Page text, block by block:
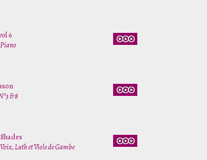
6
& 8
Luth et Viole de Gambe